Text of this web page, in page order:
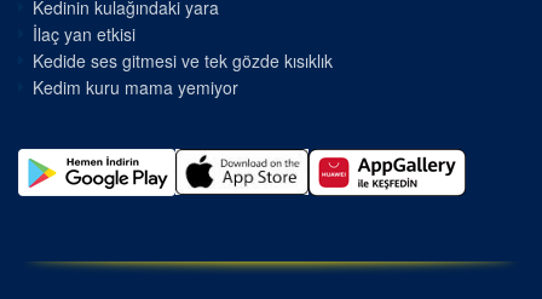
Kedinin kulağındaki yara
İlaç yan etkisi
Kedide ses gitmesi ve tek gözde kısıklık
Kedim kuru mama yemiyor